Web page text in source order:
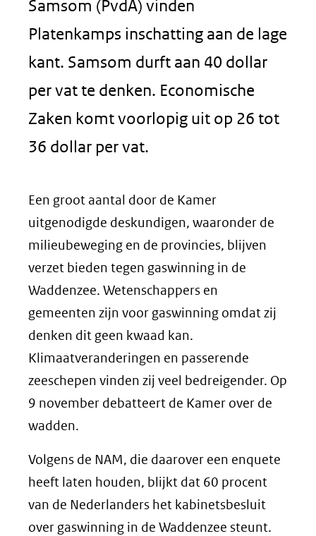
Samsom (PvdA) vinden
Platenkamps inschatting aan de lage
kant. Samsom durft aan 40 dollar
per vat te denken. Economische
Zaken komt voorlopig uit op 26 tot
36 dollar per vat.
Een groot aantal door de Kamer
uitgenodigde deskundigen, waaronder de
milieubeweging en de provincies, blijven
verzet bieden tegen gaswinning in de
Waddenzee. Wetenschappers en
gemeenten zijn voor gaswinning omdat zij
denken dit geen kwaad kan.
Klimaatveranderingen en passerende
zeeschepen vinden zij veel bedreigender. Op
9 november debatteert de Kamer over de
wadden.
Volgens de NAM, die daarover een enquete
heeft laten houden, blijkt dat 60 procent
van de Nederlanders het kabinetsbesluit
over gaswinning in de Waddenzee steunt.